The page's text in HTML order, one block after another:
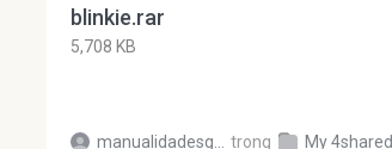
blinkie.rar
5,708 KB
manualidadesgratis trong My 4shared